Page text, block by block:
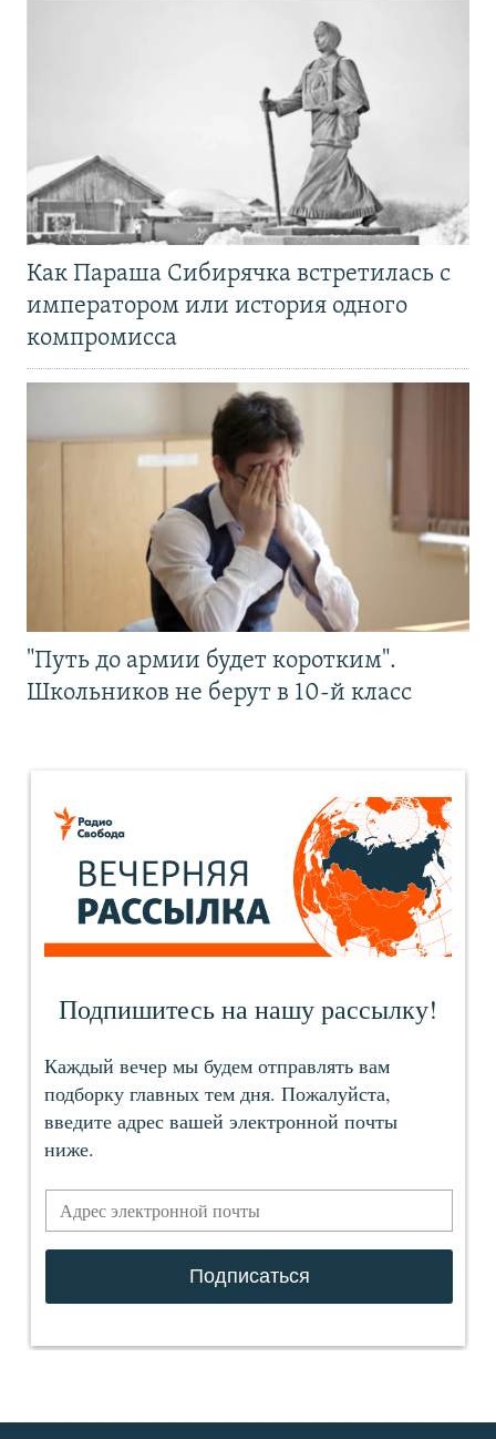
Как Параша Сибирячка встретилась с
императором или история одного
компромисса
"Путь до армии будет коротким".
Школьников не берут в 10-й класс